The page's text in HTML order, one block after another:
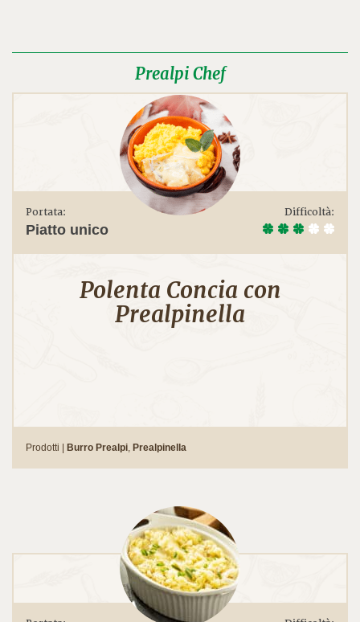
Prealpi Chef
Portata:
Piatto unico
Difficoltà:
Polenta Concia con
Prealpinella
Prodotti | Burro Prealpi Prealpinella